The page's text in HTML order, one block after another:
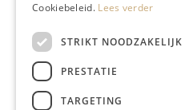
Cookiebeleid. Lees verder
STRIKT NOODZAKELIJK
PRESTATIE
TARGETING